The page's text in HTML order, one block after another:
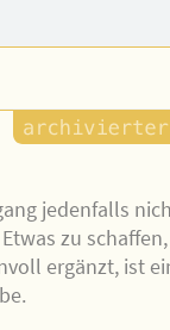
jedenfalls
zu
ergänzt, ist